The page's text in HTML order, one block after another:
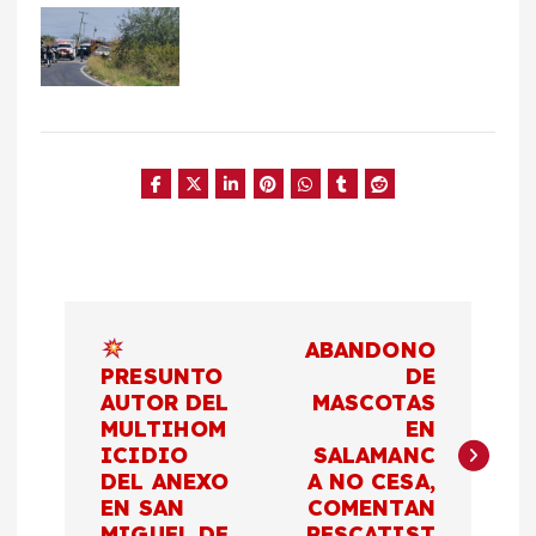
PRESUNTO
AUTOR DEL
MULTIHOM
ICIDIO
DEL ANEXO
EN SAN
ABANDONO
DE
MASCOTAS
EN
SALAMANC
A NO CESA,
COMENTAN